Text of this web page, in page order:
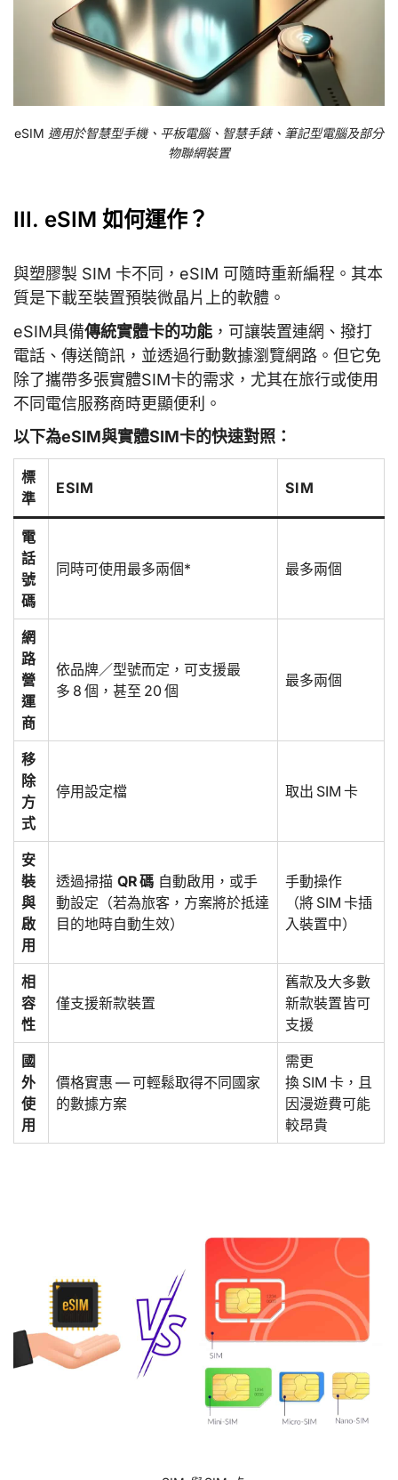
eSIM 適用於智慧型手機、平板電腦、智慧手錶、筆記型電腦及部分
物聯網裝置
III. eSIM 如何運作？
與塑膠製 SIM 卡不同，eSIM 可隨時重新編程。其本
質是下載至裝置預裝微晶片上的軟體。
eSIM具備傳統實體卡的功能 ，可讓裝置連網、撥打
電話、傳送簡訊，並透過行動數據瀏覽網路。但它免
除了攜帶多張實體SIM卡的需求，尤其在旅行或使用
不同電信服務商時更顯便利。
以下為eSIM與實體SIM卡的快速對照：
標
準
ESIM SIM
電
話
號
碼
同時可使用最多兩個* 最多兩個
網
路
營
運
商
依品牌／型號而定，可支援最
多 8 個，甚至 20 個
最多兩個
移
除
方
式
停用設定檔 取出 SIM 卡
安
裝
與
啟
用
透過掃描 QR 碼 自動啟用，或手
動設定（若為旅客，方案將於抵達
目的地時自動生效）
手動操作
（將 SIM 卡插
入裝置中）
相
容
性
僅支援新款裝置
舊款及大多數
新款裝置皆可
支援
國
外
使
用
價格實惠 — 可輕鬆取得不同國家
的數據方案
需更
換 SIM 卡，且
因漫遊費可能
較昂貴